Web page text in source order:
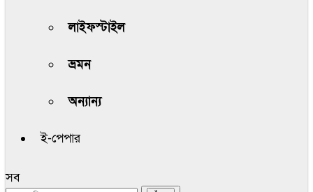
লাইফস্টাইল
ভ্রমন
অন্যান্য
ই-পেপার
সব